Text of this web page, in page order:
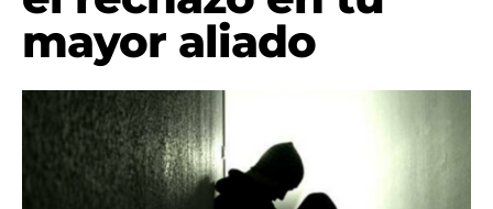
mayor aliado